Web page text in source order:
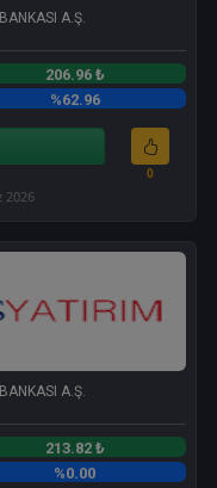
A.Ş.
206.96 ₺
%62.96
0
2026
A.Ş.
213.82 ₺
%0.00